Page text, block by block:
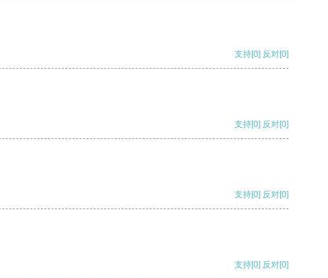
支持[0] 反对[0]
支持[0] 反对[0]
支持[0] 反对[0]
支持[0] 反对[0]